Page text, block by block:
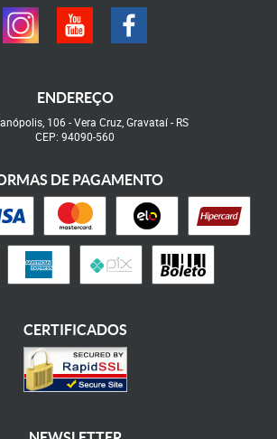
ENDEREÇO
106 -Vera Cruz, Gravataí- RS
CEP: 94090-560
DE PAGAMENTO
CERTIFICADOS